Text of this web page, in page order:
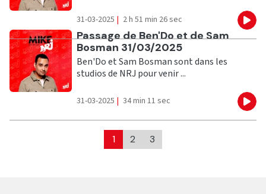
31-03-2025 | 2 h 51 min 26 sec
Ecouter
Passage de Ben'Do et de Sam
Bosman 31/03/2025
Ben'Do et Sam Bosman sont dans les
studios de NRJ pour venir ...
31-03-2025 | 34 min 11 sec
1 2 3